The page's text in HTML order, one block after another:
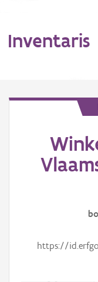
Inventaris
Erfgoedobject
Aanduidingsobject
Gebeurtenishttps://